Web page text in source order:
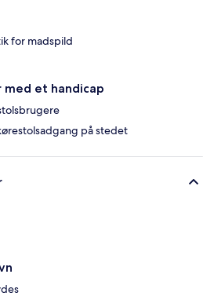
for madspild
et handicap
på stedet